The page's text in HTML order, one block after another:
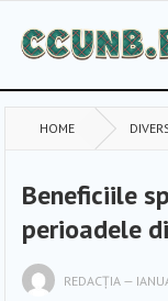
HOME
Beneficiile
perioadele
REDACȚIA —